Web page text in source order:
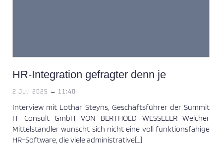
HR-Integration gefragter denn je
2 Juli 2025 - 11:40
Interview mit Lothar Steyns, Geschäftsführer der Summit
IT Consult GmbH VON BERTHOLD WESSELER Welcher
Mittelständler wünscht sich nicht eine voll funktionsfähige
HR-Software, die viele administrative[…]